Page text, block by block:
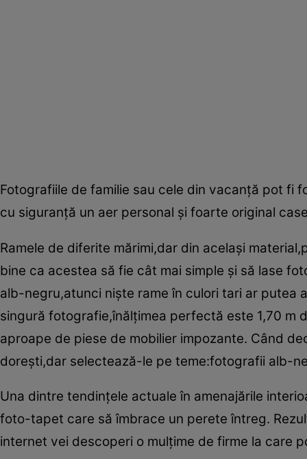
Fotografiile de familie sau cele din vacanţă pot fi
cu siguranţă un aer personal şi foarte original
Ramele de diferite mărimi,dar din acelaşi
bine ca acestea să fie cât mai simple şi să lase
alb-negru,atunci nişte rame în culori tari ar putea
singură fotografie,înălţimea perfectă este 1,70 m
aproape de piese de mobilier impozante. Când
doreşti,dar selectează-le pe teme:fotografii alb-
Una dintre tendinţele actuale în amenajările
foto-tapet care să îmbrace un perete întreg.
internet vei descoperi o mulţime de firme la care